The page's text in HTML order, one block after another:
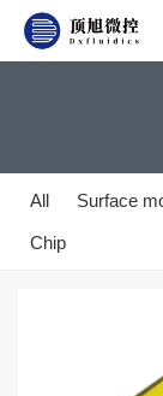
All Surface
Chip